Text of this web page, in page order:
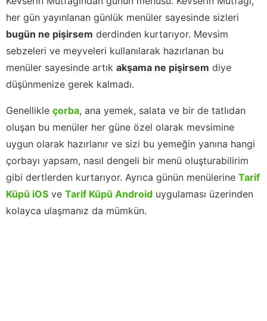
her gün yayınlanan günlük menüler sayesinde sizleri
bugün ne pişirsem derdinden kurtarıyor. Mevsim
sebzeleri ve meyveleri kullanılarak hazırlanan bu
menüler sayesinde artık akşama ne pişirsem diye
düşünmenize gerek kalmadı.
Genellikle çorba, ana yemek, salata ve bir de tatlıdan
oluşan bu menüler her güne özel olarak mevsimine
uygun olarak hazırlanır ve sizi bu yemeğin yanına hangi
çorbayı yapsam, nasıl dengeli bir menü oluşturabilirim
gibi dertlerden kurtarıyor. Ayrıca günün menülerine Tarif
Küpü iOS ve Tarif Küpü Android uygulaması üzerinden
kolayca ulaşmanız da mümkün.